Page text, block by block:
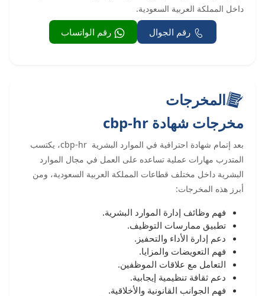
داخل المملكة العربية السعودية.
رقم الجوال رقم الواتساب
المخرجات
مخرجات شهادة cbp-hr
بعد إتمام شهادة احترافية في الموارد البشرية cbp-hr، يكتسب
المتدرب مهارات عملية تساعده على العمل في مجال الموارد
البشرية داخل مختلف قطاعات المملكة العربية السعودية، ومن
أبرز هذه المخرجات:
فهم وظائف إدارة الموارد البشرية.
تطبيق ممارسات التوظيف.
دعم إدارة الأداء والتحفيز.
فهم التعويضات والمزايا.
التعامل مع علاقات الموظفين.
دعم ثقافة تنظيمية إيجابية.
فهم الجوانب القانونية والأخلاقية.